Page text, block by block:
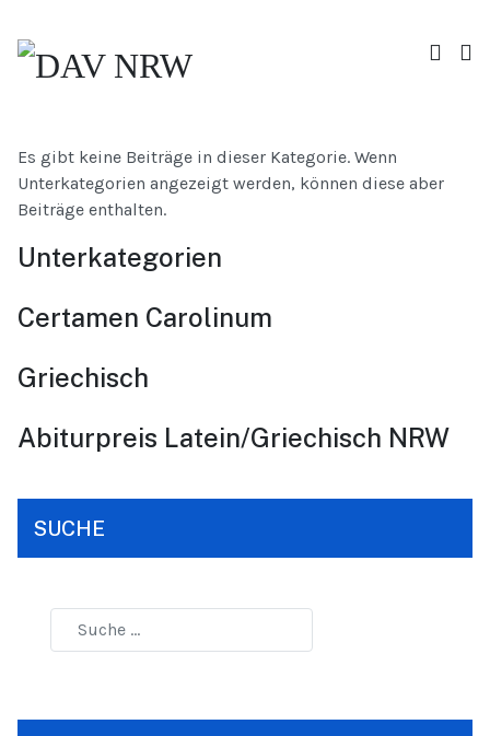
Es gibt keine Beiträge in dieser Kategorie. Wenn
Unterkategorien angezeigt werden, können diese aber
Beiträge enthalten.
Unterkategorien
Certamen Carolinum
Griechisch
Abiturpreis Latein/Griechisch NRW
SUCHE